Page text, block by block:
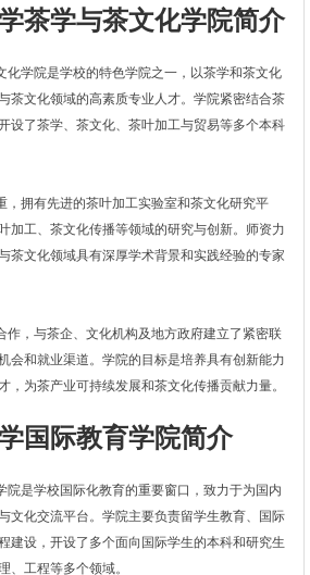
茶学与茶文化学院简介
学院是学校的特色学院之一，以茶学和茶文化
茶文化领域的高素质专业人才。学院紧密结合茶
设了茶学、茶文化、茶叶加工与贸易等多个本科
拥有先进的茶叶加工实验室和茶文化研究平
加工、茶文化传播等领域的研究与创新。师资力
茶文化领域具有深厚学术背景和实践经验的专家
，与茶企、文化机构及地方政府建立了紧密联
会和就业渠道。学院的目标是培养具有创新能力
，为茶产业可持续发展和茶文化传播贡献力量。
国际教育学院简介
是学校国际化教育的重要窗口，致力于为国内
文化交流平台。学院主要负责留学生教育、国际
建设，开设了多个面向国际学生的本科和研究生
、工程等多个领域。